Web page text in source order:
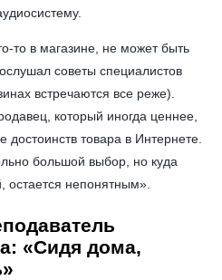
то в магазине, не может быть
советы специалистов
встречаются все реже).
который иногда ценнее,
товара в Интернете.
большой выбор, но куда
остается непонятным».
«Сидя дома,